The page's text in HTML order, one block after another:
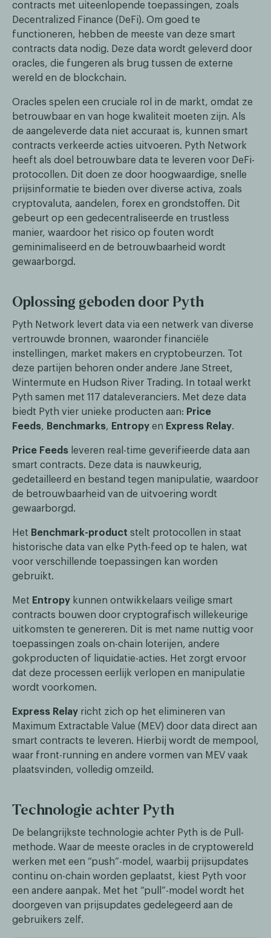
contracts met uiteenlopende toepassingen, zoals
Decentralized Finance (DeFi). Om goed te
functioneren, hebben de meeste van deze smart
contracts data nodig. Deze data wordt geleverd door
oracles, die fungeren als brug tussen de externe
wereld en de blockchain.
Oracles spelen een cruciale rol in de markt, omdat ze
betrouwbaar en van hoge kwaliteit moeten zijn. Als
de aangeleverde data niet accuraat is, kunnen smart
contracts verkeerde acties uitvoeren. Pyth Network
heeft als doel betrouwbare data te leveren voor DeFi-
protocollen. Dit doen ze door hoogwaardige, snelle
prijsinformatie te bieden over diverse activa, zoals
cryptovaluta, aandelen, forex en grondstoffen. Dit
gebeurt op een gedecentraliseerde en trustless
manier, waardoor het risico op fouten wordt
geminimaliseerd en de betrouwbaarheid wordt
gewaarborgd.
Oplossing geboden door Pyth
Pyth Network levert data via een netwerk van diverse
vertrouwde bronnen, waaronder financiële
instellingen, market makers en cryptobeurzen. Tot
deze partijen behoren onder andere Jane Street,
Wintermute en Hudson River Trading. In totaal werkt
Pyth samen met 117 dataleveranciers. Met deze data
biedt Pyth vier unieke producten aan: Price
Feeds, Benchmarks, Entropy en Express Relay.
Price Feeds leveren real-time geverifieerde data aan
smart contracts. Deze data is nauwkeurig,
gedetailleerd en bestand tegen manipulatie, waardoor
de betrouwbaarheid van de uitvoering wordt
gewaarborgd.
Het Benchmark-product stelt protocollen in staat
historische data van elke Pyth-feed op te halen, wat
voor verschillende toepassingen kan worden
gebruikt.
Met Entropy kunnen ontwikkelaars veilige smart
contracts bouwen door cryptografisch willekeurige
uitkomsten te genereren. Dit is met name nuttig voor
toepassingen zoals on-chain loterijen, andere
gokproducten of liquidatie-acties. Het zorgt ervoor
dat deze processen eerlijk verlopen en manipulatie
wordt voorkomen.
Express Relay richt zich op het elimineren van
Maximum Extractable Value (MEV) door data direct aan
smart contracts te leveren. Hierbij wordt de mempool,
waar front-running en andere vormen van MEV vaak
plaatsvinden, volledig omzeild.
Technologie achter Pyth
De belangrijkste technologie achter Pyth is de Pull-
methode. Waar de meeste oracles in de cryptowereld
werken met een “push”-model, waarbij prijsupdates
continu on-chain worden geplaatst, kiest Pyth voor
een andere aanpak. Met het “pull”-model wordt het
doorgeven van prijsupdates gedelegeerd aan de
gebruikers zelf.